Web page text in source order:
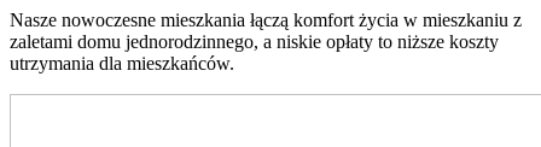
Nasze nowoczesne mieszkania łączą komfort życia w mieszkaniu z
zaletami domu jednorodzinnego, a niskie opłaty to niższe koszty
utrzymania dla mieszkańców.